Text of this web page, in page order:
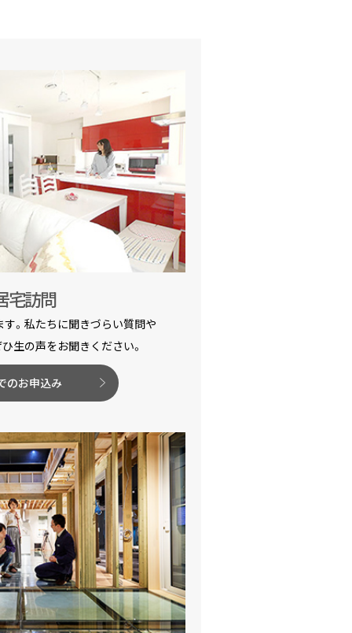
宅訪問
。私たちに聞きづらい質問や
生の声をお聞きください。
のお申込み